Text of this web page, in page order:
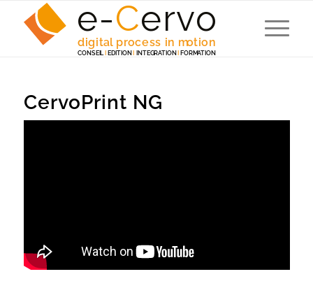
e-Cervo
digital process in motion
CONSEIL EDITION INTEGRATION FORMATION
CervoPrint NG